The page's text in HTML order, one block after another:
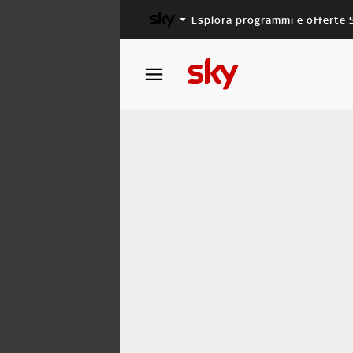
Esplora programmi e offerte